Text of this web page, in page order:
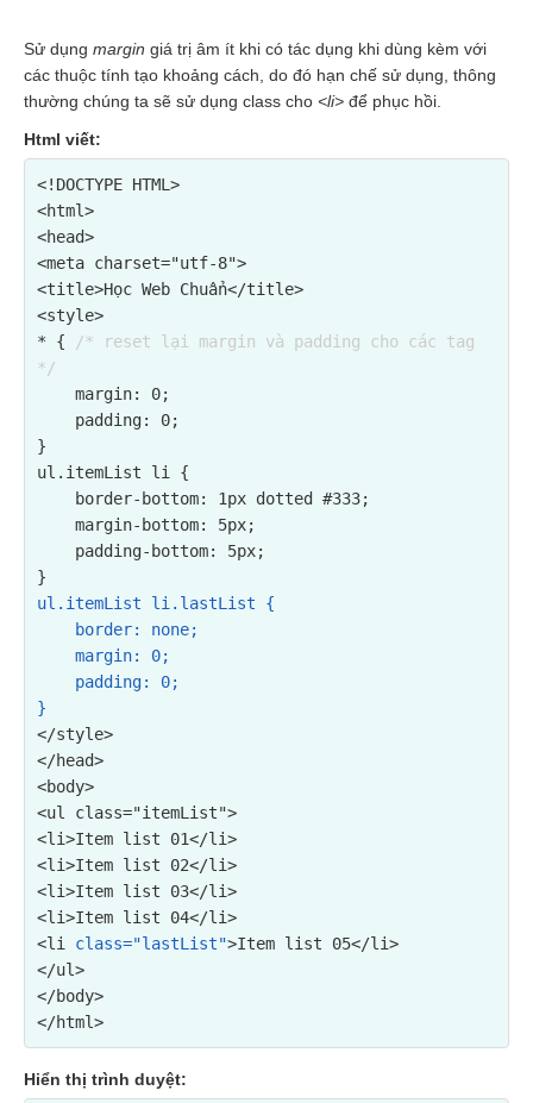
Sử dụng margin giá trị âm ít khi có tác dụng khi dùng kèm với
các thuộc tính tạo khoảng cách, do đó hạn chế sử dụng, thông
thường chúng ta sẽ sử dụng class cho <li> để phục hồi.
Html viết:
<!DOCTYPE HTML>
<html>
<head>
<meta charset="utf-8">
<title>Học Web Chuẩn</title>
<style>
* {
/* reset lại margin và padding cho các tag
*/
}
ul.itemList li {
ul.itemList li.lastList {
}
</style>
</head>
<ul class="itemList">
<li>Item list 01</li>
<li>Item list 02</li>
<li>Item list 03</li>
<li>Item list 04</li>
<li class="lastList">Item list 05</li>
</ul>
</body>
Hiển thị trình duyệt: